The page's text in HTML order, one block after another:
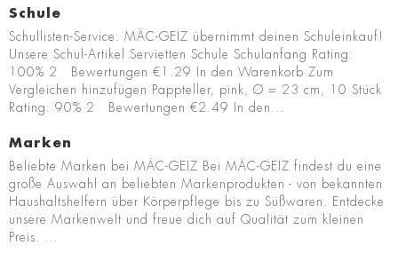
Schule
Schullisten-Service: MÄC-GEIZ übernimmt deinen Schuleinkauf!
Unsere Schul-Artikel Servietten Schule Schulanfang Rating:
100% 2 Bewertungen €1.29 In den Warenkorb Zum
Vergleichen hinzufügen Pappteller, pink, Ø = 23 cm, 10 Stück
Rating: 90% 2 Bewertungen €2.49 In den...
Marken
Beliebte Marken bei MÄC-GEIZ Bei MÄC-GEIZ findest du eine
große Auswahl an beliebten Markenprodukten - von bekannten
Haushaltshelfern über Körperpflege bis zu Süßwaren. Entdecke
unsere Markenwelt und freue dich auf Qualität zum kleinen
Preis. ...